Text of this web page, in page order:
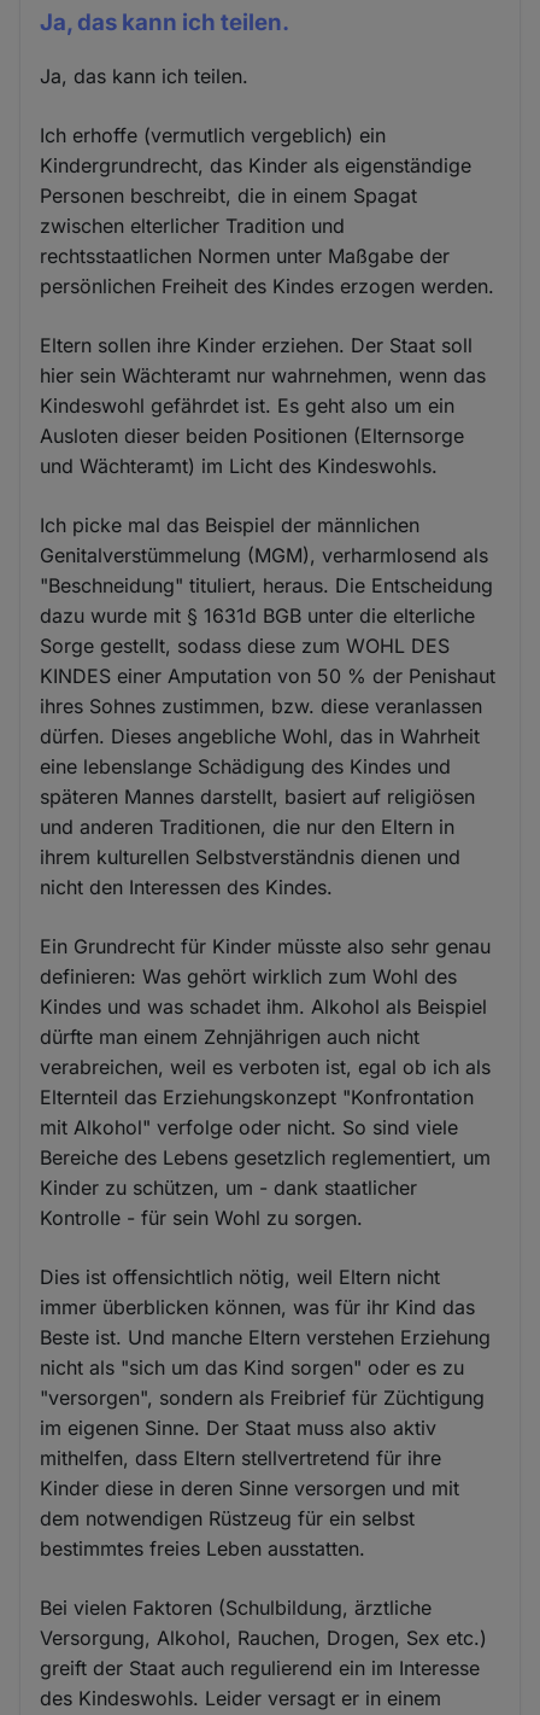
Ja, das kann ich teilen.
Ja, das kann ich teilen.
Ich erhoffe (vermutlich vergeblich) ein
Kindergrundrecht, das Kinder als eigenständige
Personen beschreibt, die in einem Spagat
zwischen elterlicher Tradition und
rechtsstaatlichen Normen unter Maßgabe der
persönlichen Freiheit des Kindes erzogen werden.
Eltern sollen ihre Kinder erziehen. Der Staat soll
hier sein Wächteramt nur wahrnehmen, wenn das
Kindeswohl gefährdet ist. Es geht also um ein
Ausloten dieser beiden Positionen (Elternsorge
und Wächteramt) im Licht des Kindeswohls.
Ich picke mal das Beispiel der männlichen
Genitalverstümmelung (MGM), verharmlosend als
"Beschneidung" tituliert, heraus. Die Entscheidung
dazu wurde mit § 1631d BGB unter die elterliche
Sorge gestellt, sodass diese zum WOHL DES
KINDES einer Amputation von 50 % der Penishaut
ihres Sohnes zustimmen, bzw. diese veranlassen
dürfen. Dieses angebliche Wohl, das in Wahrheit
eine lebenslange Schädigung des Kindes und
späteren Mannes darstellt, basiert auf religiösen
und anderen Traditionen, die nur den Eltern in
ihrem kulturellen Selbstverständnis dienen und
nicht den Interessen des Kindes.
Ein Grundrecht für Kinder müsste also sehr genau
definieren: Was gehört wirklich zum Wohl des
Kindes und was schadet ihm. Alkohol als Beispiel
dürfte man einem Zehnjährigen auch nicht
verabreichen, weil es verboten ist, egal ob ich als
Elternteil das Erziehungskonzept "Konfrontation
mit Alkohol" verfolge oder nicht. So sind viele
Bereiche des Lebens gesetzlich reglementiert, um
Kinder zu schützen, um - dank staatlicher
Kontrolle - für sein Wohl zu sorgen.
Dies ist offensichtlich nötig, weil Eltern nicht
immer überblicken können, was für ihr Kind das
Beste ist. Und manche Eltern verstehen Erziehung
nicht als "sich um das Kind sorgen" oder es zu
"versorgen", sondern als Freibrief für Züchtigung
im eigenen Sinne. Der Staat muss also aktiv
mithelfen, dass Eltern stellvertretend für ihre
Kinder diese in deren Sinne versorgen und mit
dem notwendigen Rüstzeug für ein selbst
bestimmtes freies Leben ausstatten.
Bei vielen Faktoren (Schulbildung, ärztliche
Versorgung, Alkohol, Rauchen, Drogen, Sex etc.)
greift der Staat auch regulierend ein im Interesse
des Kindeswohls. Leider versagt er in einem